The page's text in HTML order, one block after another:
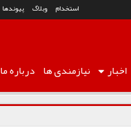
استخدام وبلاگ پیوندها
اخبار نیازمندی ها درباره ما